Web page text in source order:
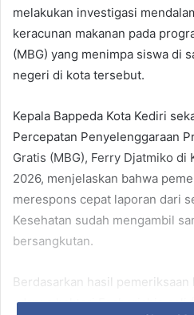
melakukan investigasi
keracunan makanan pada
(MBG) yang menimpa siswa di
negeri di kota tersebut.
Kepala Bappeda Kota Kediri
Percepatan Penyelenggaraan
Gratis (MBG), Ferry Djatmiko di
2026, menjelaskan bahwa
merespons cepat laporan dari
Kesehatan sudah mengambil
bersangkutan.
Berdasarkan hasil
adanya bakteri Escherichia coli